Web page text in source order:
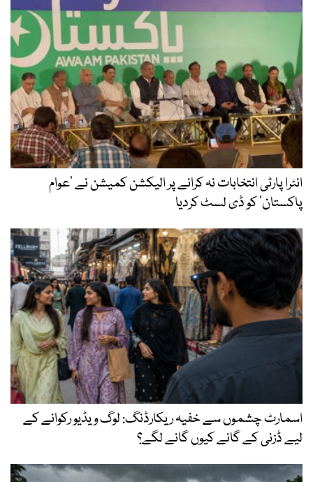
انٹرا پارٹی انتخابات نہ کرانے پر الیکشن کمیشن نے ’عوام
پاکستان‘ کو ڈی لسٹ کردیا
اسمارٹ چشموں سے خفیہ ریکارڈنگ: لوگ ویڈیو رکوانے کے
لیے ڈزنی کے گانے کیوں گانے لگے؟